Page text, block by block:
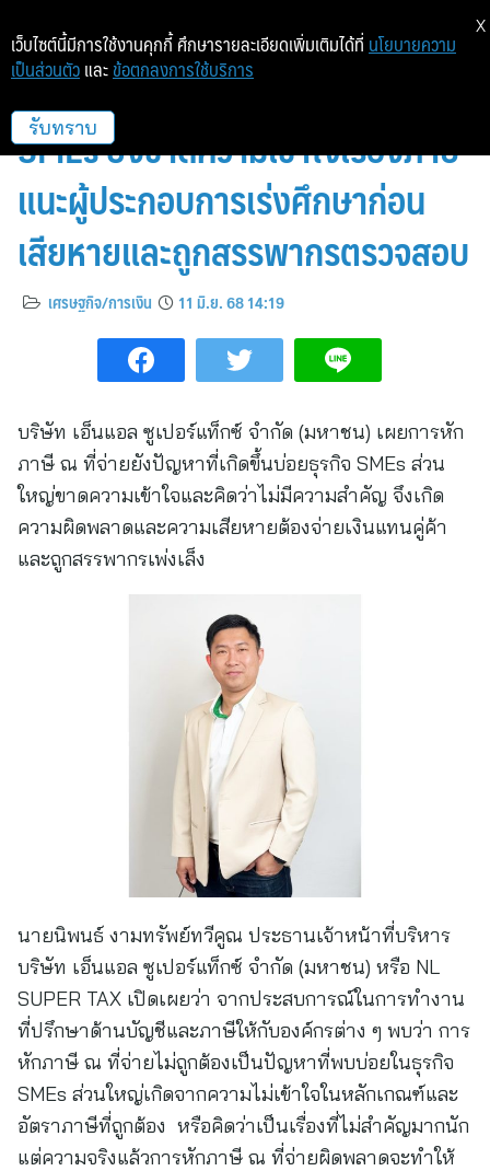
บมจ.เอ็นแอลซูเปอร์แท็กซ์เผยธุรกิจ
SMEs ยังขาดความเข้าใจเรื่องภาษี
แนะผู้ประกอบการเร่งศึกษาก่อน
เสียหายและถูกสรรพากรตรวจสอบ
เศรษฐกิจ/การเงิน 11 มิ.ย. 68 14:19
บริษัท เอ็นแอล ซูเปอร์แท็กซ์ จำกัด (มหาชน) เผยการหัก
ภาษี ณ ที่จ่ายยังปัญหาที่เกิดขึ้นบ่อยธุรกิจ SMEs ส่วน
ใหญ่ขาดความเข้าใจและคิดว่าไม่มีความสำคัญ จึงเกิด
ความผิดพลาดและความเสียหายต้องจ่ายเงินแทนคู่ค้า
และถูกสรรพากรเพ่งเล็ง
นายนิพนธ์ งามทรัพย์ทวีคูณ ประธานเจ้าหน้าที่บริหาร
บริษัท เอ็นแอล ซูเปอร์แท็กซ์ จำกัด (มหาชน) หรือ NL
SUPER TAX เปิดเผยว่า จากประสบการณ์ในการทำงาน
ที่ปรึกษาด้านบัญชีและภาษีให้กับองค์กรต่าง ๆ พบว่า การ
หักภาษี ณ ที่จ่ายไม่ถูกต้องเป็นปัญหาที่พบบ่อยในธุรกิจ
SMEs ส่วนใหญ่เกิดจากความไม่เข้าใจในหลักเกณฑ์และ
อัตราภาษีที่ถูกต้อง หรือคิดว่าเป็นเรื่องที่ไม่สำคัญมากนัก
แต่ความจริงแล้วการหักภาษี ณ ที่จ่ายผิดพลาดจะทำให้
เว็บไซต์นี้มีการใช้งานคุกกี้ ศึกษารายละเอียดเพิ่มเติมได้ที่ นโยบายความ
เป็นส่วนตัว และ ข้อตกลงการใช้บริการ
รับทราบ
X